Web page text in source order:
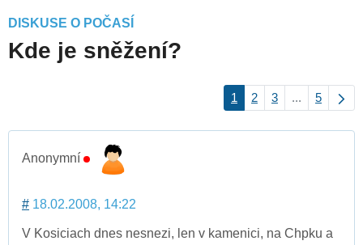
DISKUSE O POČASÍ
Kde je sněžení?
1 2 3 ... 5
Anonymní
# 18.02.2008, 14:22
V Kosiciach dnes nesnezi, len v kamenici, na Chpku a